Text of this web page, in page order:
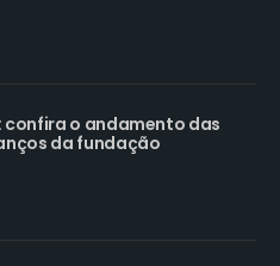
confira o andamento das
da fundação